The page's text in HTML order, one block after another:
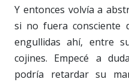
Y entonces volvía a
si no fuera consciente
engullidas ahí, entre
cojines. Empecé a
podría retardar su